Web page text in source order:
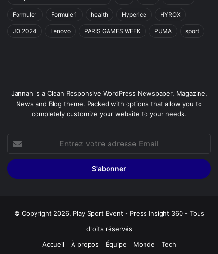
Formule1 Formule 1 health Hyperice HYROX
JO 2024 Lenovo PARIS GAMES WEEK PUMA sport
Jannah is a Clean Responsive WordPress Newspaper, Magazine,
News and Blog theme. Packed with options that allow you to
completely customize your website to your needs.
votre
adresse
Email
© Copyright 2026, Play Sport Event - Press Insight 360 - Tous
droits réservés
Accueil
À propos Équipe Monde Tech